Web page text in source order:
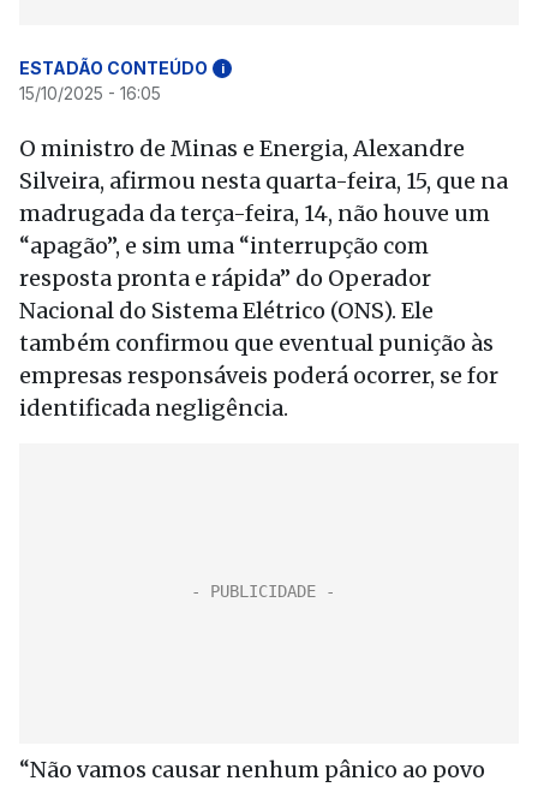
ESTADÃO CONTEÚDO i
15/10/2025 - 16:05
O ministro de Minas e Energia, Alexandre
Silveira, afirmou nesta quarta-feira, 15, que na
madrugada da terça-feira, 14, não houve um
“apagão”, e sim uma “interrupção com
resposta pronta e rápida” do Operador
Nacional do Sistema Elétrico (ONS). Ele
também confirmou que eventual punição às
empresas responsáveis poderá ocorrer, se for
identificada negligência.
“Não vamos causar nenhum pânico ao povo